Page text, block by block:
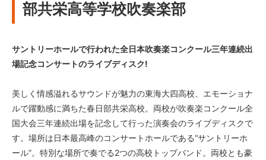
部共栄高等学校吹奏楽部
サントリーホールで行われた全日本吹奏楽コンクール三年連続出
場記念コンサートのライブディスク!
美しく情感溢れるサウンドが魅力の東海大四高校、エモーショナ
ルで躍動感に満ちた春日部共栄高校。両校が吹奏楽コンクール全
国大会三年連続出場を記念して行った演奏会のライブディスクで
す。場所は日本最高峰のコンサートホールである“サントリーホ
ール”。特別な場所で奏でる2つの高校トップバンド。両校とも豪